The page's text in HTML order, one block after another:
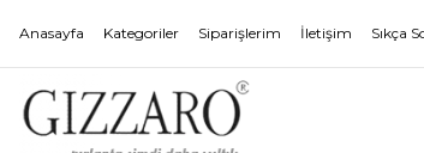
Anasayfa Kategoriler Siparişlerim İletişim Sıkça